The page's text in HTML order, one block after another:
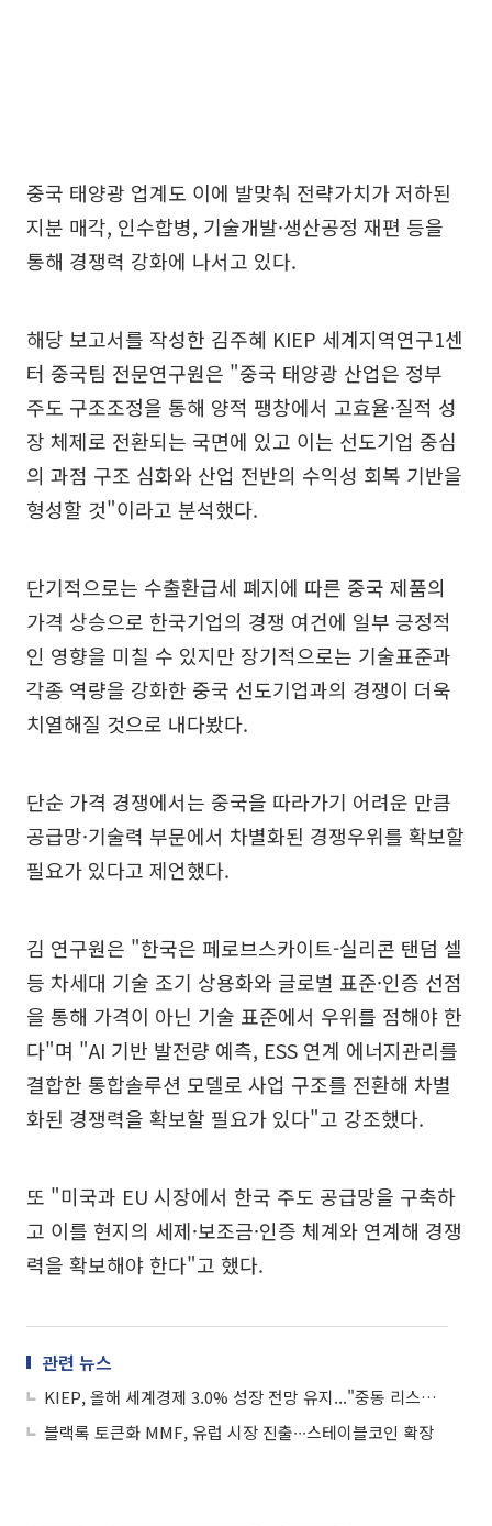
중국 태양광 업계도 이에 발맞춰 전략가치가 저하된
지분 매각, 인수합병, 기술개발·생산공정 재편 등을
통해 경쟁력 강화에 나서고 있다.
해당 보고서를 작성한 김주혜 KIEP 세계지역연구1센
터 중국팀 전문연구원은 "중국 태양광 산업은 정부
주도 구조조정을 통해 양적 팽창에서 고효율·질적 성
장 체제로 전환되는 국면에 있고 이는 선도기업 중심
의 과점 구조 심화와 산업 전반의 수익성 회복 기반을
형성할 것"이라고 분석했다.
단기적으로는 수출환급세 폐지에 따른 중국 제품의
가격 상승으로 한국기업의 경쟁 여건에 일부 긍정적
인 영향을 미칠 수 있지만 장기적으로는 기술표준과
각종 역량을 강화한 중국 선도기업과의 경쟁이 더욱
치열해질 것으로 내다봤다.
단순 가격 경쟁에서는 중국을 따라가기 어려운 만큼
공급망·기술력 부문에서 차별화된 경쟁우위를 확보할
필요가 있다고 제언했다.
김 연구원은 "한국은 페로브스카이트-실리콘 탠덤 셀
등 차세대 기술 조기 상용화와 글로벌 표준·인증 선점
을 통해 가격이 아닌 기술 표준에서 우위를 점해야 한
다"며 "AI 기반 발전량 예측, ESS 연계 에너지관리를
결합한 통합솔루션 모델로 사업 구조를 전환해 차별
화된 경쟁력을 확보할 필요가 있다"고 강조했다.
또 "미국과 EU 시장에서 한국 주도 공급망을 구축하
고 이를 현지의 세제·보조금·인증 체계와 연계해 경쟁
력을 확보해야 한다"고 했다.
관련 뉴스
KIEP, 올해 세계경제 3.0% 성장 전망 유지..."중동 리스크 속 AI가 버팀목"
블랙록 토큰화 MMF, 유럽 시장 진출∙∙∙스테이블코인 확장